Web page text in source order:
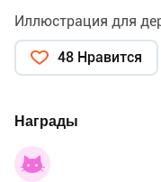
Иллюстрация для
48 Нравится
Награды